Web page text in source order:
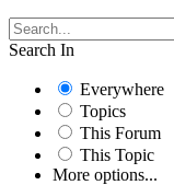
Search In
Everywhere
Topics
This Forum
This Topic
More options...